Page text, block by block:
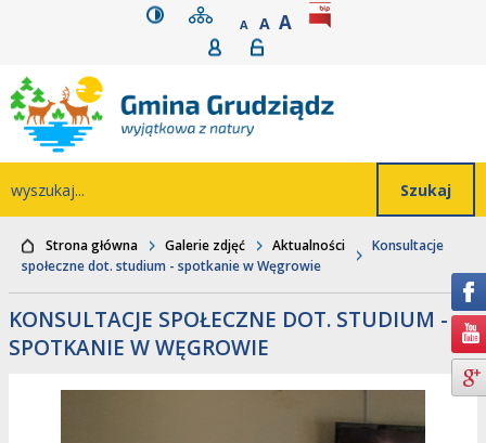
Przejdź do głównego
Przejdź do treści
Przejdź do
wyszukiwarki
Przejdź do mapywersja kontrastowa
mapa serwisu
A POMNIEJSZ CZCIONKĘ
A STANDARDOWY ROZMIAR
A POWIĘKSZ
rozmiar czcionki
Rejestracja
Strona główna Galerie zdjęć Aktualności
Konsultacje
społeczne dot. studium - spotkanie w Węgrowie
KONSULTACJE SPOŁECZNE DOT. STUDIUM -
SPOTKANIE W WĘGROWIE